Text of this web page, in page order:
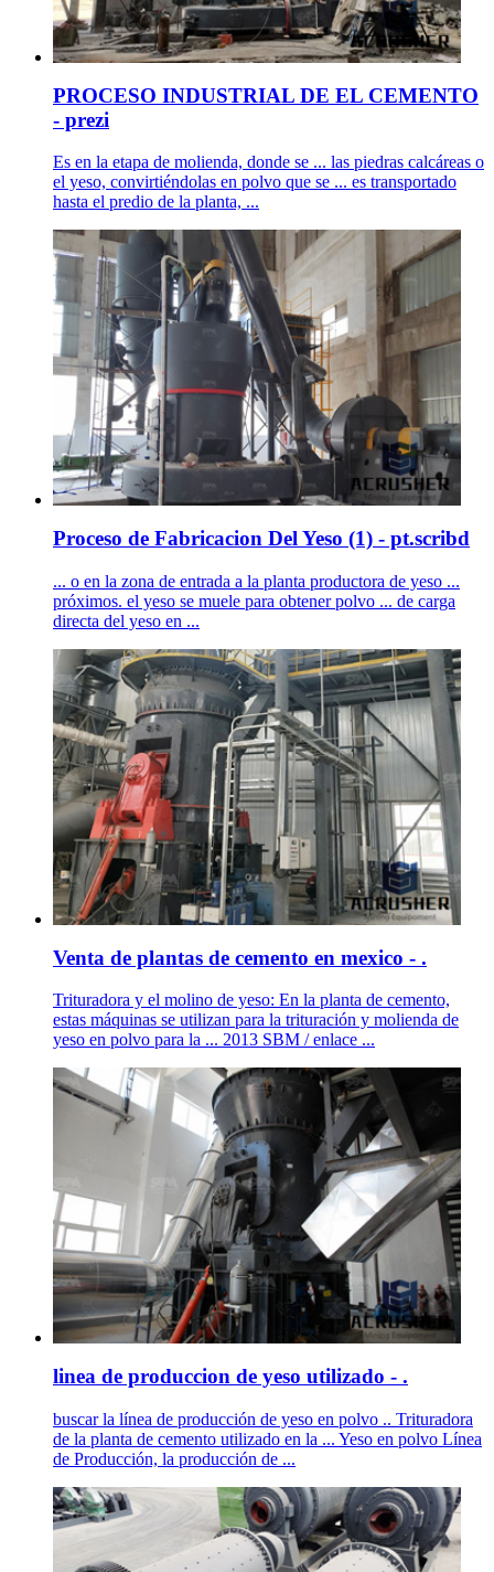
PROCESO INDUSTRIAL DE EL CEMENTO
- prezi
Es en la etapa de molienda, donde se ... las piedras calcáreas o
el yeso, convirtiéndolas en polvo que se ... es transportado
hasta el predio de la planta, ...
Proceso de Fabricacion Del Yeso (1) - pt.scribd
... o en la zona de entrada a la planta productora de yeso ...
próximos. el yeso se muele para obtener polvo ... de carga
directa del yeso en ...
Venta de plantas de cemento en mexico - .
Trituradora y el molino de yeso: En la planta de cemento,
estas máquinas se utilizan para la trituración y molienda de
yeso en polvo para la ... 2013 SBM / enlace ...
linea de produccion de yeso utilizado - .
buscar la línea de producción de yeso en polvo .. Trituradora
de la planta de cemento utilizado en la ... Yeso en polvo Línea
de Producción, la producción de ...